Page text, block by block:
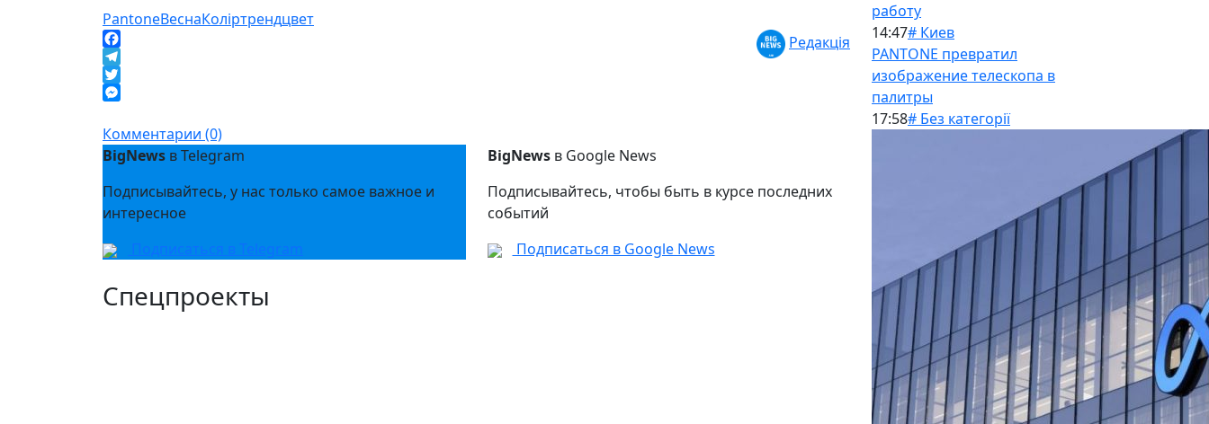
PantoneВеснаКоліртрендцвет
Facebook
Telegram
Twitter
Редакція
Комментарии (0)
BigNews в Telegram
Подписывайтесь, у нас только самое важное и
интересное
Подписаться в Telegram
BigNewsв Google News
Подписывайтесь, чтобы быть в курсе последних
событий
Подписаться в Google News
Спецпроекты
работу
14:47# Киев
PANTONE превратил
изображение телескопа в
палитры
17:58# Без категорії